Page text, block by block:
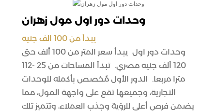
وحدات دور اول مول زهران
يبدأ من 100 الف جنيه
وحدات دور اول يبدأ سعر المتر من 100 ألف حتى
120 ألف جنيه مصري. تبدأ المساحات من 25 -112
مترًا مربعًا. الدور الأول مُخصص بأكمله للوحدات
التجارية، وجميعها تقع على واجهة المول، مما
يضمن فرص أعلى للرؤية وجذب العملاء، وتتميز تلك